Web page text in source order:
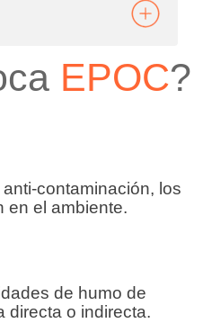
EPOC?
contaminación, los
en el ambiente.
de humo de
directa o indirecta.